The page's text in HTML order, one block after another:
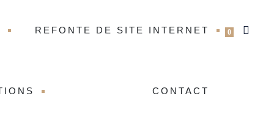
0
REFONTE DE SITE INTERNET
CONTACT